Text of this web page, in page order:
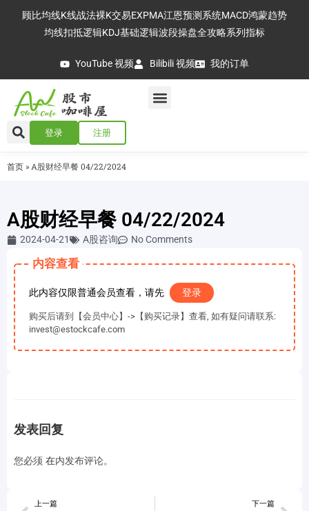
顾比均线K线战法裸K交易EXPMA江恩预测系统MACD鸿蒙趋势
均线扣抵逻辑KDJ基础逻辑波段操盘全攻略系列指标
YouTube 视频 Bilibili 视频 我的订单
登录 注册
首页 » A股财经早餐 04/22/2024
A股财经早餐 04/22/2024
2024-04-21 A股咨询 No Comments
内容查看
此内容仅限普通会员查看，请先 登录
购买后请到【会员中心】->【购买记录】查看, 如有疑问请联系:
invest@estockcafe.com
发表回复
您必须 在内发布评论。
上一篇 下一篇